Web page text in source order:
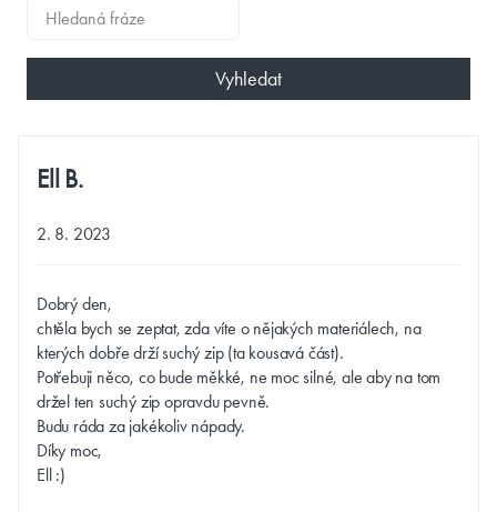
Vyhledat
Ell B.
2. 8. 2023
Dobrý den,
chtěla bych se zeptat, zda víte o nějakých materiálech, na
kterých dobře drží suchý zip (ta kousavá část).
Potřebuji něco, co bude měkké, ne moc silné, ale aby na tom
držel ten suchý zip opravdu pevně.
Budu ráda za jakékoliv nápady.
Díky moc,
Ell :)